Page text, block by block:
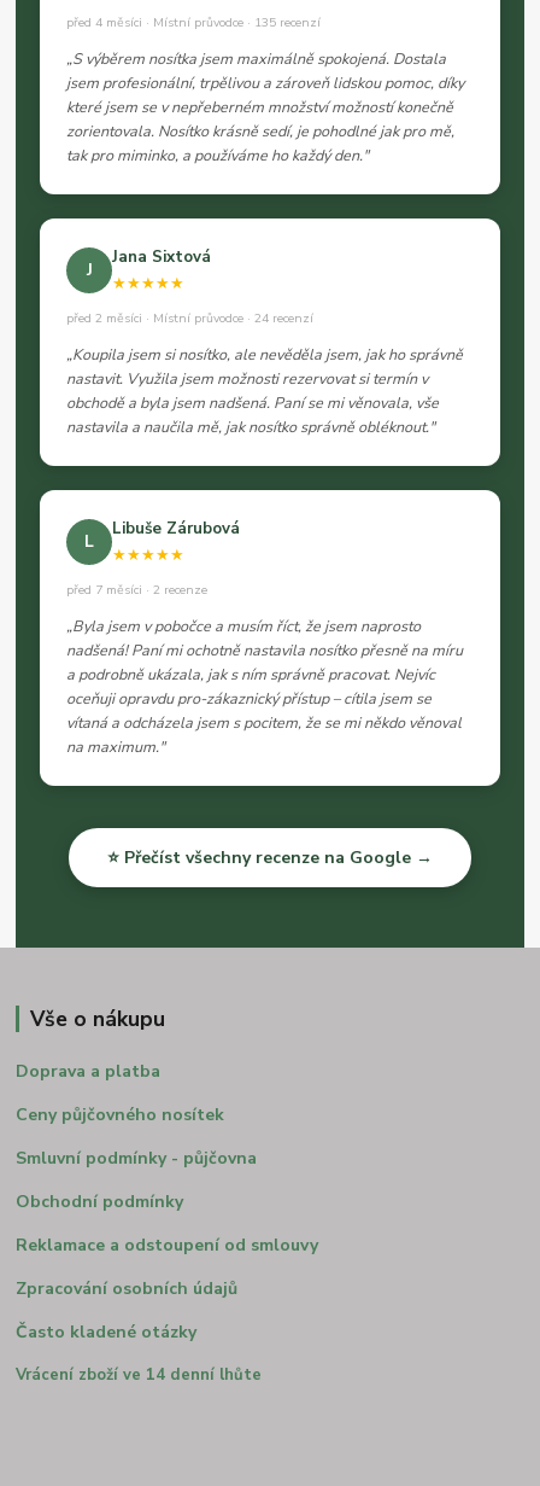
před 4 měsíci · Místní průvodce · 135 recenzí
„S výběrem nosítka jsem maximálně spokojená. Dostala
jsem profesionální, trpělivou a zároveň lidskou pomoc, díky
které jsem se v nepřeberném množství možností konečně
zorientovala. Nosítko krásně sedí, je pohodlné jak pro mě,
tak pro miminko, a používáme ho každý den."
J
Jana Sixtová
★★★★★
před 2 měsíci · Místní průvodce · 24 recenzí
„Koupila jsem si nosítko, ale nevěděla jsem, jak ho správně
nastavit. Využila jsem možnosti rezervovat si termín v
obchodě a byla jsem nadšená. Paní se mi věnovala, vše
nastavila a naučila mě, jak nosítko správně obléknout."
L
Libuše Zárubová
★★★★★
před 7 měsíci · 2 recenze
„Byla jsem v pobočce a musím říct, že jsem naprosto
nadšená! Paní mi ochotně nastavila nosítko přesně na míru
a podrobně ukázala, jak s ním správně pracovat. Nejvíc
oceňuji opravdu pro-zákaznický přístup – cítila jsem se
vítaná a odcházela jsem s pocitem, že se mi někdo věnoval
na maximum."
⭐ Přečíst všechny recenze na Google →
Vše o nákupu
Doprava a platba
Ceny půjčovného nosítek
Smluvní podmínky - půjčovna
Obchodní podmínky
Reklamace a odstoupení od smlouvy
Zpracování osobních údajů
Často kladené otázky
Vrácení zboží ve 14 denní lhůte